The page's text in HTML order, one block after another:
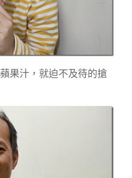
果汁，就迫不及待的搶